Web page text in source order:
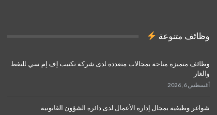
وظائف متنوعة
وظائف متميزة متاحة بمجالات متعددة لدى شركة تكنيب إف إم سي للنفط
والغاز
أغسطس 6, 2026
شواغر وظيفية بمجال إدارة الأعمال لدى دائرة الشؤون القانونية